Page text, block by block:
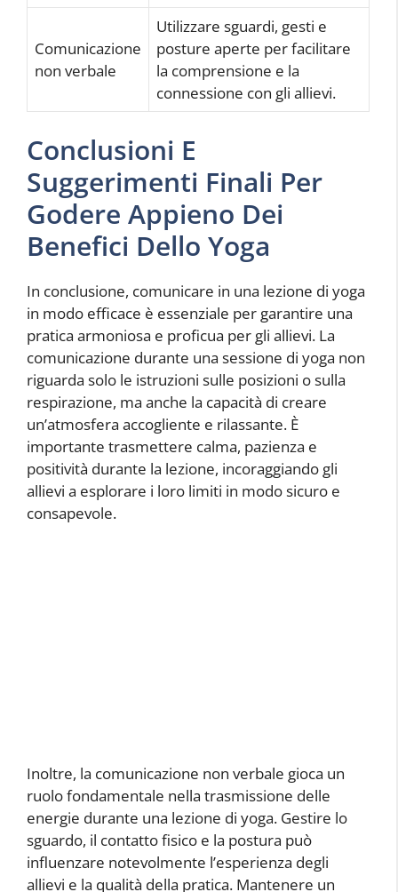
Comunicazione
non verbale
Utilizzare sguardi, gesti e
posture aperte per facilitare
la comprensione e la
connessione con gli allievi.
Conclusioni E
Suggerimenti Finali Per
Godere Appieno Dei
Benefici Dello Yoga
In conclusione, comunicare in una lezione di yoga
in modo efficace è essenziale per garantire una
pratica armoniosa e proficua per gli allievi. La
comunicazione durante una sessione di yoga non
riguarda solo le istruzioni sulle posizioni o sulla
respirazione, ma anche la capacità di creare
un’atmosfera accogliente e rilassante. È
importante trasmettere calma, pazienza e
positività durante la lezione, incoraggiando gli
allievi a esplorare i loro limiti in modo sicuro e
consapevole.
Inoltre, la comunicazione non verbale gioca un
ruolo fondamentale nella trasmissione delle
energie durante una lezione di yoga. Gestire lo
sguardo, il contatto fisico e la postura può
influenzare notevolmente l’esperienza degli
allievi e la qualità della pratica. Mantenere un